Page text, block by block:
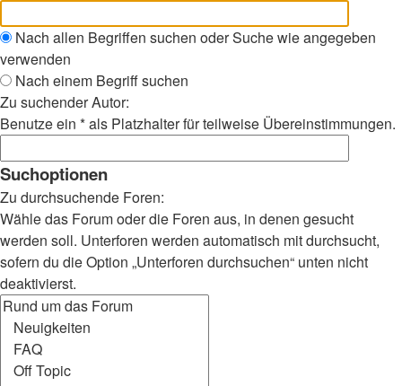
Nach allen Begriffen suchen oder Suche wie angegeben
verwenden
Nach einem Begriff suchen
Zu suchender Autor:
Benutze ein * als Platzhalter für teilweise Übereinstimmungen.
Suchoptionen
Zu durchsuchende Foren:
Wähle das Forum oder die Foren aus, in denen gesucht
werden soll. Unterforen werden automatisch mit durchsucht,
sofern du die Option „Unterforen durchsuchen“ unten nicht
deaktivierst.